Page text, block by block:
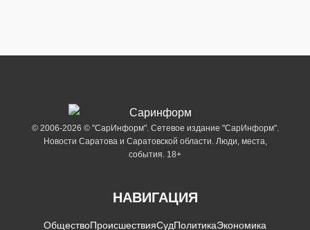
© 2006-2026 © "СарИнформ". Сетевое издание "СарИнформ".
Новости Саратова и Саратовской области. Люди, места,
события. 18+
НАВИГАЦИЯ
ОбществоПроисшествияСудПолитикаЭкономика